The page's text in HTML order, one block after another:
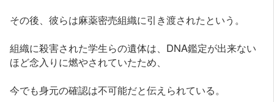
その後、彼らは麻薬密売組織に引き渡されたという。
組織に殺害された学生らの遺体は、DNA鑑定が出来ない
ほど念入りに燃やされていたため、
今でも身元の確認は不可能だと伝えられている。